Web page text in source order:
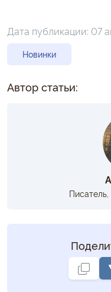
Дата публикации: 07
Новинки
Автор статьи:
Писатель,